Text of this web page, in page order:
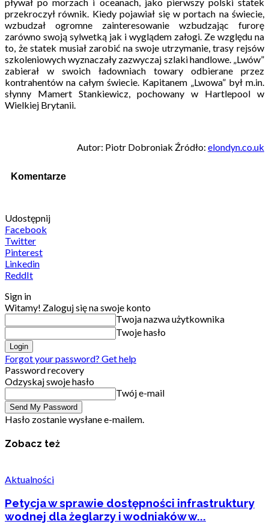
przekroczył równik. Kiedy pojawiał się w portach na świecie,
wzbudzał ogromne zainteresowanie wzbudzając furorę
zarówno swoją sylwetką jak i wyglądem załogi. Ze względu na
to, że statek musiał zarobić na swoje utrzymanie, trasy rejsów
szkoleniowych wyznaczały zazwyczaj szlaki handlowe. „Lwów”
zabierał w swoich ładowniach towary odbierane przez
kontrahentów na całym świecie. Kapitanem „Lwowa” był m.in.
słynny Mamert Stankiewicz, pochowany w Hartlepool w
Wielkiej Brytanii.
Autor: Piotr Dobroniak Źródło: elondyn.co.uk
Komentarze
Udostępnij
Facebook
Twitter
Pinterest
Linkedin
ReddIt
Sign in
Witamy! Zaloguj się na swoje konto
Twoja nazwa użytkownika
Twoje hasło
Forgot your password? Get help
Password recovery
Odzyskaj swoje hasło
Twój e-mail
Hasło zostanie wysłane e-mailem.
Zobacz też
Aktualności
Petycja w sprawie dostępności infrastruktury
wodnej dla żeglarzy i wodniaków w...